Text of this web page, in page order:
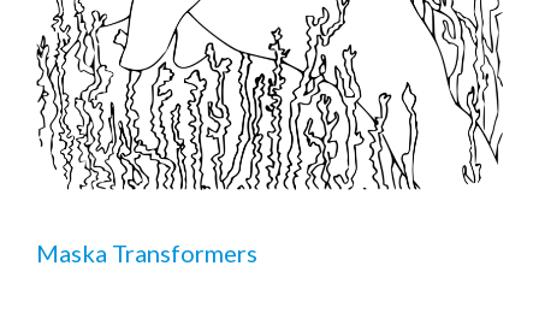
Maska Transformers